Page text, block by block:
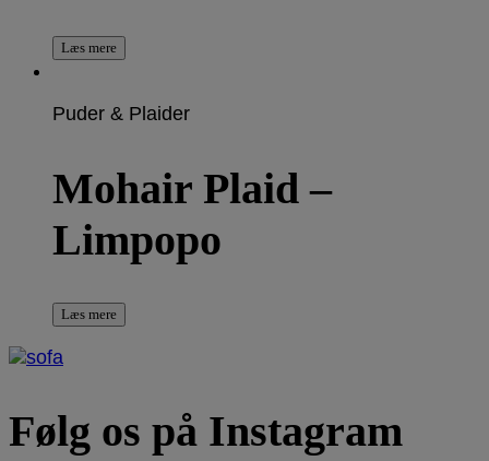
Læs mere
Puder & Plaider
Mohair Plaid –
Limpopo
Læs mere
Følg os på Instagram